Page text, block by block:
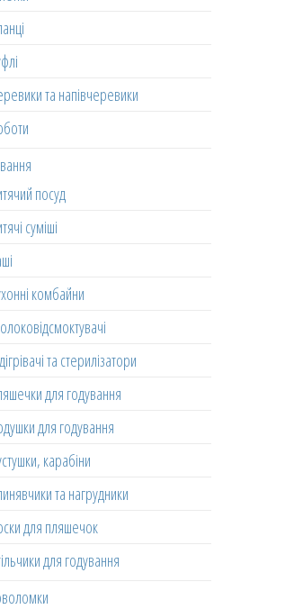
та напівчеревики
посуд
суміші
комбайни
та стерилізатори
для годування
для годування
карабіни
та нагрудники
для пляшечок
для годування